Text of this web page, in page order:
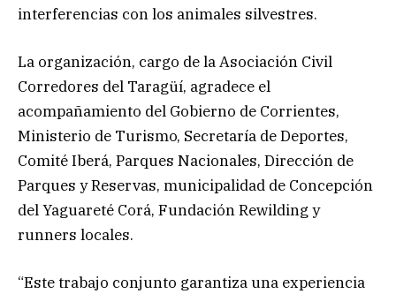
interferencias con los animales silvestres.
La organización, cargo de la Asociación Civil
Corredores del Taragüí, agradece el
acompañamiento del Gobierno de Corrientes,
Ministerio de Turismo, Secretaría de Deportes,
Comité Iberá, Parques Nacionales, Dirección de
Parques y Reservas, municipalidad de Concepción
del Yaguareté Corá, Fundación Rewilding y
runners locales.
“Este trabajo conjunto garantiza una experiencia